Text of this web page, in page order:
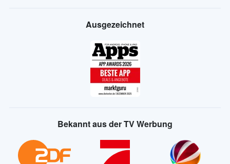
Ausgezeichnet
Bekannt aus der TV Werbung